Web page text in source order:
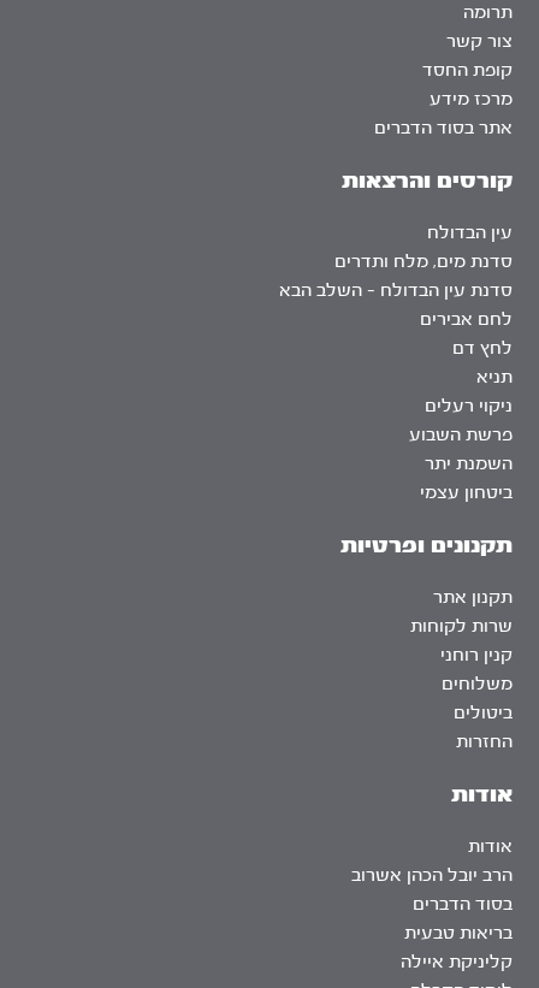
אודות
אודות
הרב יובל הכהן אשרוב
בסוד הדברים
בריאות טבעית
קליניקת איילה
תרומה
צור קשר
קופת החסד
מרכז מידע
אתר בסוד הדברים
קורסים והרצאות
עין הבדולח
סדנת מים, מלח ותדרים
סדנת עין הבדולח – השלב הבא
לחם אבירים
לחץ דם
תניא
ניקוי רעלים
פרשת השבוע
השמנת יתר
ביטחון עצמי
תקנונים ופרטיות
תקנון אתר
שרות לקוחות
קנין רוחני
משלוחים
ביטולים
החזרות